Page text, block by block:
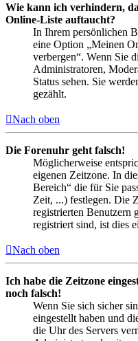
Wie kann ich verhindern,
Online-Liste auftaucht?
In Ihrem persönlichen
eine Option „Meinen
verbergen“. Wenn Sie
Administratoren,
Status sehen. Sie
gezählt.
Nach oben
Die Forenuhr geht falsch!
Möglicherweise
eigenen Zeitzone. In
Bereich“ die für Sie
Zeit, ...) festlegen. Die
registrierten Benutzern
registriert sind, ist dies
Nach oben
Ich habe die Zeitzone
noch falsch!
Wenn Sie sich sicher
eingestellt haben und
die Uhr des Servers